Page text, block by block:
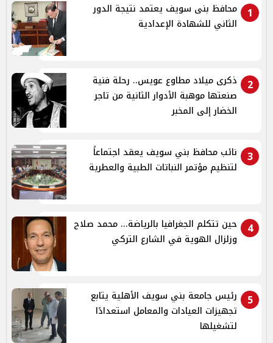
1
محافظ بنى سويف يعتمد نتيجة الدور
الثاني للشهادة الإعدادية
2
ذكرى ميلاد مطاوع عويس.. رحلة فنية
صنعتها موهبة الأدوار الثانية من تاجر
الخضار إلى المخبر
3
نائب محافظ بني سويف يعقد اجتماعاً
لتنظيم مؤتمر النباتات الطبية والعطرية
4
حين تتكلم الجغرافيا بالرياضة... محمد صلاح
وزلزال الهوية في الشارع التركي
5
رئيس جامعة بني سويف الأهلية يتابع
تجهيزات العيادات والمعامل استعدادًا
لتشغيلها